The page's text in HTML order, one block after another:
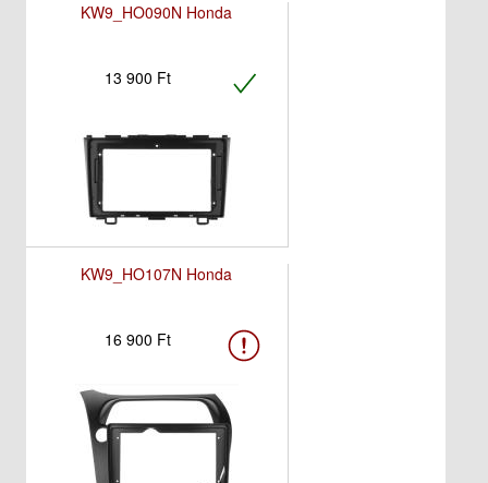
KW9_HO090N Honda
13 900 Ft
KW9_HO107N Honda
16 900 Ft